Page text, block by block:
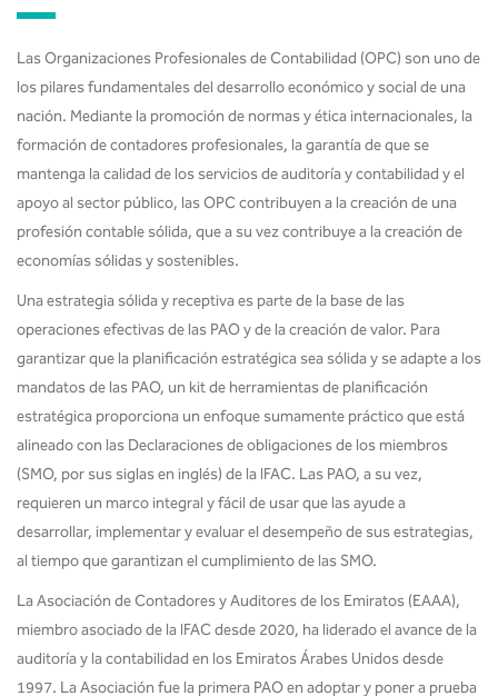
Las Organizaciones Profesionales de Contabilidad (OPC) son uno de
los pilares fundamentales del desarrollo económico y social de una
nación. Mediante la promoción de normas y ética internacionales, la
formación de contadores profesionales, la garantía de que se
mantenga la calidad de los servicios de auditoría y contabilidad y el
apoyo al sector público, las OPC contribuyen a la creación de una
profesión contable sólida, que a su vez contribuye a la creación de
economías sólidas y sostenibles.
Una estrategia sólida y receptiva es parte de la base de las
operaciones efectivas de las PAO y de la creación de valor. Para
garantizar que la planificación estratégica sea sólida y se adapte a los
mandatos de las PAO, un kit de herramientas de planificación
estratégica proporciona un enfoque sumamente práctico que está
alineado con las Declaraciones de obligaciones de los miembros
(SMO, por sus siglas en inglés) de la IFAC. Las PAO, a su vez,
requieren un marco integral y fácil de usar que las ayude a
desarrollar, implementar y evaluar el desempeño de sus estrategias,
al tiempo que garantizan el cumplimiento de las SMO.
La Asociación de Contadores y Auditores de los Emiratos (EAAA),
miembro asociado de la IFAC desde 2020, ha liderado el avance de la
auditoría y la contabilidad en los Emiratos Árabes Unidos desde
1997. La Asociación fue la primera PAO en adoptar y poner a prueba